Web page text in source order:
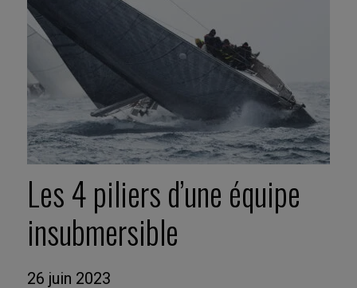
Les 4 piliers d’une équipe
insubmersible
26 juin 2023